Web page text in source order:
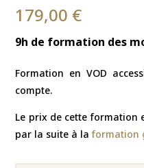
179,00 €
9h de formation des
Formation en VOD
compte.
Le prix de cette formation
par la suite à laformation